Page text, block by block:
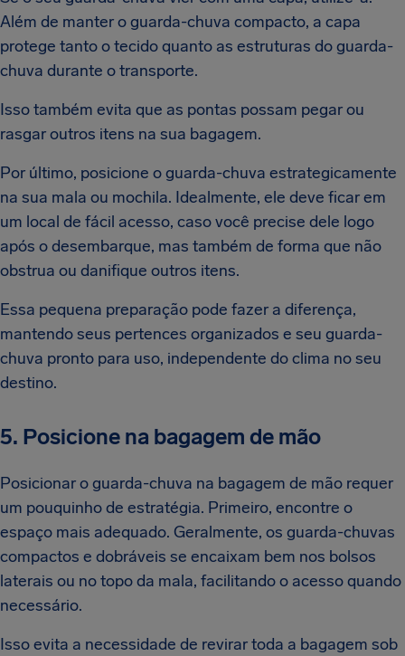
Além de manter o guarda-chuva compacto, a capa
protege tanto o tecido quanto as estruturas do guarda-
chuva durante o transporte.
Isso também evita que as pontas possam pegar ou
rasgar outros itens na sua bagagem.
Por último, posicione o guarda-chuva estrategicamente
na sua mala ou mochila. Idealmente, ele deve ficar em
um local de fácil acesso, caso você precise dele logo
após o desembarque, mas também de forma que não
obstrua ou danifique outros itens.
Essa pequena preparação pode fazer a diferença,
mantendo seus pertences organizados e seu guarda-
chuva pronto para uso, independente do clima no seu
destino.
5. Posicione na bagagem de mão
Posicionar o guarda-chuva na bagagem de mão requer
um pouquinho de estratégia. Primeiro, encontre o
espaço mais adequado. Geralmente, os guarda-chuvas
compactos e dobráveis se encaixam bem nos bolsos
laterais ou no topo da mala, facilitando o acesso quando
necessário.
Isso evita a necessidade de revirar toda a bagagem sob